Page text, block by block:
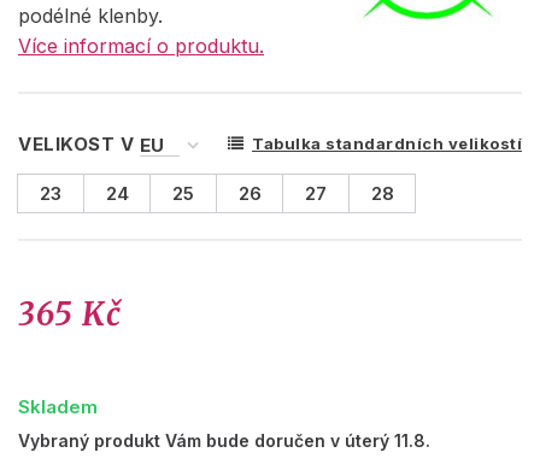
podélné klenby.
Více informací o produktu.
VELIKOST V Tabulka standardních velikostí
23 24 25 26 27 28
365 Kč
Skladem
Vybraný produkt Vám bude doručen v úterý 11.8.